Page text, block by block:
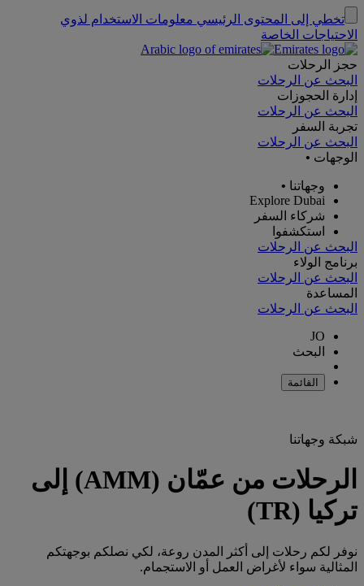
تخطي إلى المحتوى الرئيسي معلومات الاستخدام لذوي
الاحتياجات الخاصة
حجز الرحلات
البحث عن الرحلات
إدارة الحجوزات
البحث عن الرحلات
تجربة السفر
البحث عن الرحلات
الوجهات •
وجهاتنا •
Explore Dubai
شركاء السفر
استكشفوا
البحث عن الرحلات
برنامج الولاء
البحث عن الرحلات
المساعدة
البحث عن الرحلات
JO
البحث
القائمة
شبكة وجهاتنا
الرحلات من عمّان (AMM) إلى
تركيا (TR)
نوفر لكم رحلات إلى أكثر المدن روعة، لكي نصلكم بوجهتكم
المثالية سواء لأغراض العمل أو الاستجمام.